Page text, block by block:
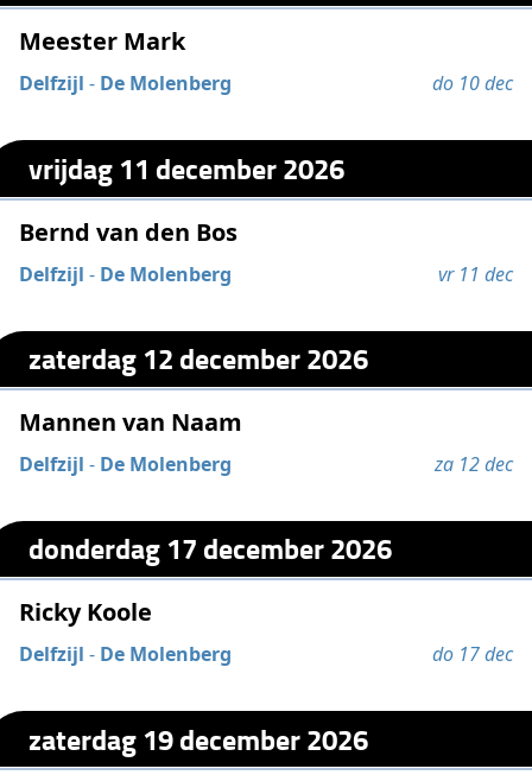
Meester Mark
Delfzijl - De Molenberg do 10 dec
vrijdag 11 december 2026
Bernd van den Bos
Delfzijl - De Molenberg vr 11 dec
zaterdag 12 december 2026
Mannen van Naam
Delfzijl - De Molenberg za 12 dec
donderdag 17 december 2026
Ricky Koole
Delfzijl - De Molenberg do 17 dec
zaterdag 19 december 2026